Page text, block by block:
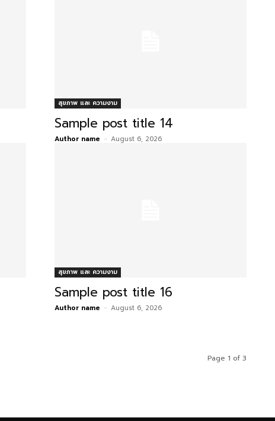
สุขภาพ และ ความงาม
Sample post title 14
Author name - August 6, 2026
สุขภาพ และ ความงาม
Sample post title 16
Author name - August 6, 2026
Page 1 of 3